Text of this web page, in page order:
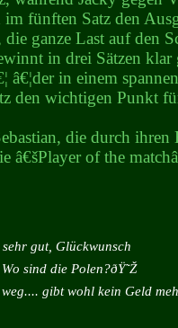
fünften Satz den
ganze Last auf den
in drei Sätzen
â€¦der in einem
den wichtigen Punkt
die durch ihren
â€šPlayer of the
sehr gut, Glückwunsch
Wo sind die Polen?ðŸ˜Ž
weg.... gibt wohl kein Geld